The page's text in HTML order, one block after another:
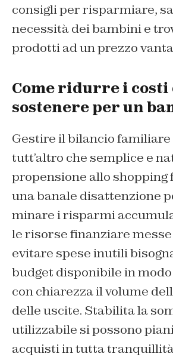
consigli per risparmiare,
necessità dei bambini e
prodotti ad un prezzo
Come ridurre i costi
sostenere per un
Gestire il bilancio familiare
tutt’altro che semplice e
propensione allo shopping
una banale disattenzione
minare i risparmi
le risorse finanziare
evitare spese inutili
budget disponibile in
con chiarezza il volume
delle uscite. Stabilita la
utilizzabile si possono
acquisti in tutta